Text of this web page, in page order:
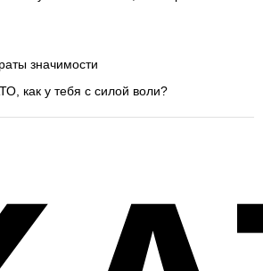
значимости
как у тебя с силой воли?